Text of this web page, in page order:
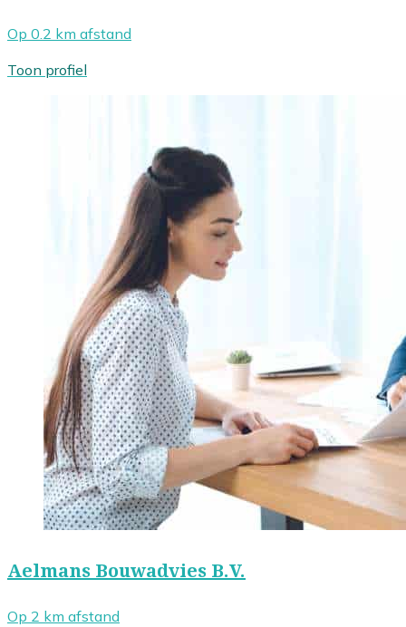
Op 0.2 km afstand
Toon profiel
Aelmans Bouwadvies B.V.
Op 2 km afstand